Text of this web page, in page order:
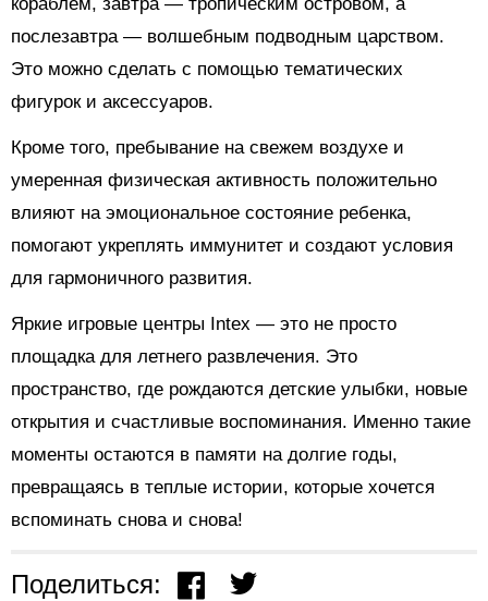
послезавтра — волшебным подводным царством.
Это можно сделать с помощью тематических
фигурок и аксессуаров.
Кроме того, пребывание на свежем воздухе и
умеренная физическая активность положительно
влияют на эмоциональное состояние ребенка,
помогают укреплять иммунитет и создают условия
для гармоничного развития.
Яркие игровые центры Intex — это не просто
площадка для летнего развлечения. Это
пространство, где рождаются детские улыбки, новые
открытия и счастливые воспоминания. Именно такие
моменты остаются в памяти на долгие годы,
превращаясь в теплые истории, которые хочется
вспоминать снова и снова!
Поделиться: